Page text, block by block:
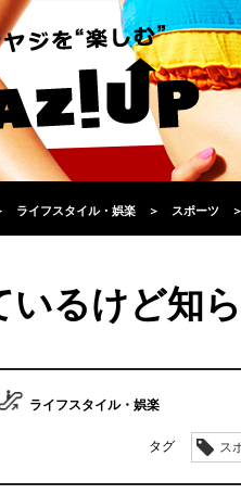
ライフスタイル・娯楽 ＞ スポーツ ＞
いるけど知
ライフスタイル・娯楽
タグ ス